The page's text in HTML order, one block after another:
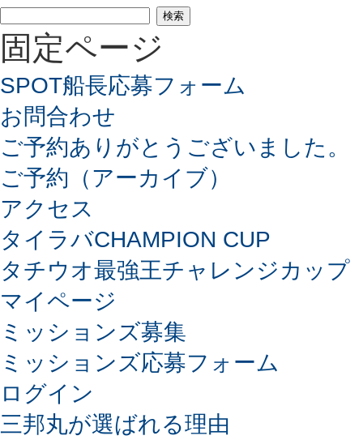
検
索:
固定ページ
SPOT船長応募フォーム
お問合わせ
ご予約ありがとうございました。
ご予約（アーカイブ）
アクセス
タイラバCHAMPION CUP
タチウオ最強王チャレンジカップ
マイページ
ミッションズ募集
ミッションズ応募フォーム
ログイン
三邦丸が選ばれる理由